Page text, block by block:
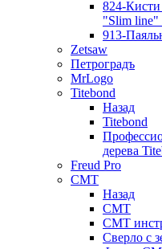
824-Кисти
"Slim line"
913-
Zetsaw
Петроградъ
MrLogo
Titebond
Назад
Titebond
дерева
Freud Pro
CMT
Назад
CMT
CMT
Сверло с